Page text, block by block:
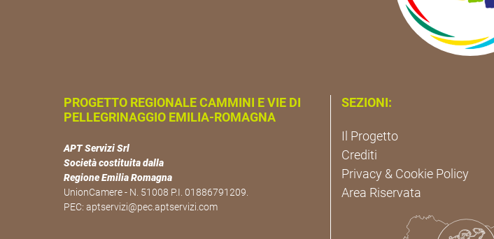
PROGETTO REGIONALE CAMMINI E VIE DI
PELLEGRINAGGIO EMILIA-ROMAGNA
APT Servizi Srl
Società costituita dalla
Regione Emilia Romagna
UnionCamere - N. 51008 P.I. 01886791209.
PEC: aptservizi@pec.aptservizi.com
SEZIONI:
Il Progetto
Crediti
Privacy & Cookie Policy
Area Riservata